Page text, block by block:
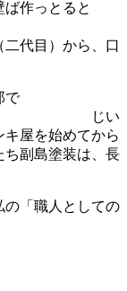
作っとると
代目）から、口
で
い
屋を始めてから
ち副島塗装は、長
の「職人としての